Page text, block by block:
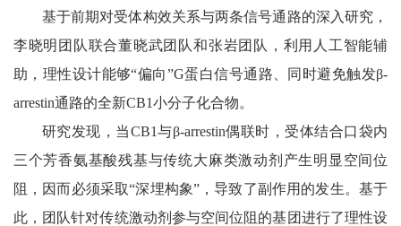
基于前期对受体构效关系与两条信号通路的深入研究，
李晓明团队联合董晓武团队和张岩团队，利用人工智能辅
助，理性设计能够“偏向”G蛋白信号通路、同时避免触发β-
arrestin通路的全新CB1小分子化合物。
研究发现，当CB1与β-arrestin偶联时，受体结合口袋内
三个芳香氨基酸残基与传统大麻类激动剂产生明显空间位
阻，因而必须采取“深埋构象”，导致了副作用的发生。基于
此，团队针对传统激动剂参与空间位阻的基团进行了理性设